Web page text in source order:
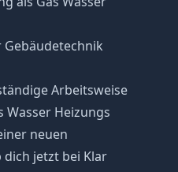
Gebäudetechnik
Arbeitsweise
Wasser Heizungs
neuen
jetzt bei Klar